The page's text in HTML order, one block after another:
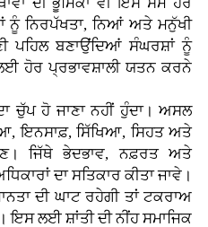
ਦੀ ਭੂਮਿਕਾ ਵੀ ਇਸ ਸਮੇਂ ਹੋਰ
ਨੂੰ ਨਿਰਪੱਖਤਾ, ਨਿਆਂ ਅਤੇ ਮਨੁੱਖੀ
ਪਹਿਲ ਬਣਾਉਂਦਿਆਂ ਸੰਘਰਸ਼ਾਂ ਨੂੰ
ਹੋਰ ਪ੍ਰਭਾਵਸ਼ਾਲੀ ਯਤਨ ਕਰਨੇ
ਚੁੱਪ ਹੋ ਜਾਣਾ ਨਹੀਂ ਹੁੰਦਾ। ਅਸਲ
ਇਨਸਾਫ਼, ਸਿੱਖਿਆ, ਸਿਹਤ ਅਤੇ
ਜਿੱਥੇ ਭੇਦਭਾਵ, ਨਫ਼ਰਤ ਅਤੇ
ਦਾ ਸਤਿਕਾਰ ਕੀਤਾ ਜਾਵੇ।
ਦੀ ਘਾਟ ਰਹੇਗੀ ਤਾਂ ਟਕਰਾਅ
ਲਈ ਸ਼ਾਂਤੀ ਦੀ ਨੀਂਹ ਸਮਾਜਿਕ